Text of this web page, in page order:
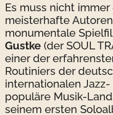
Es muss nicht
meisterhafte
monumentale
Gustke (der SOUL
einer der
Routiniers der
internationalen
populäre Musik-
seinem ersten